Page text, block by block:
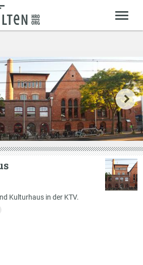
Kulturhaus in der KTV.